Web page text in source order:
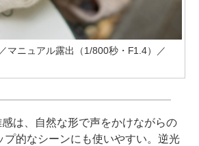
マニュアル露出（1/800秒・F1.4）／
は、自然な形で声をかけながらの
プ的なシーンにも使いやすい。逆光